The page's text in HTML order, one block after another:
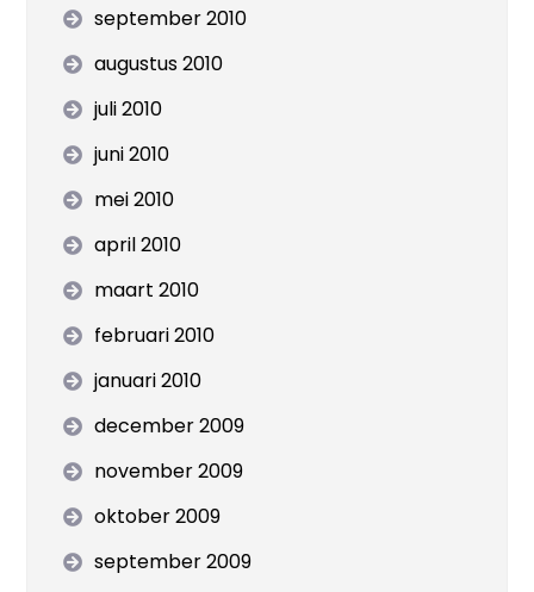
september 2010
augustus 2010
juli 2010
juni 2010
mei 2010
april 2010
maart 2010
februari 2010
januari 2010
december 2009
november 2009
oktober 2009
september 2009